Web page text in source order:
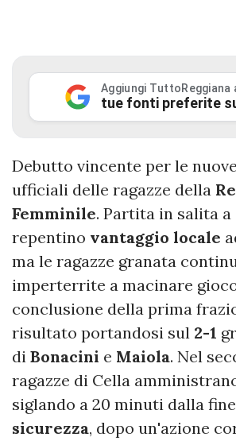
Aggiungi TuttoReggiana
tue fonti preferite
Debutto vincente per le
ufficiali delle ragazze della
Femminile. Partita in salita
repentino vantaggio locale
ma le ragazze granata
imperterrite a macinare
conclusione della prima
risultato portandosi sul 2-1
di Bonacini e Maiola. Nel
ragazze di Cella
siglando a 20 minuti dalla
sicurezza, dopo un'azione